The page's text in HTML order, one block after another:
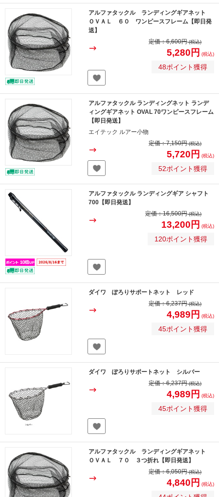
アルファタックル ランディングギアネット
ＯＶＡＬ ６０ ワンピースフレーム【即日発
送】
定価：6,600円(税込)
5,280円 (税込)
48ポイント獲得
アルファタックル ランディングネット ランデ
ィングギアネット OVAL 70ワンピースフレーム
【即日発送】
エイテック ルアー小物
定価：7,150円(税込)
5,720円 (税込)
52ポイント獲得
アルファタックル ランディングギア シャフト
700【即日発送】
定価：16,500円(税込)
13,200円 (税込)
120ポイント獲得
ダイワ ぽろりサポートネット レッド
定価：6,237円(税込)
4,989円 (税込)
45ポイント獲得
ダイワ ぽろりサポートネット シルバー
定価：6,237円(税込)
4,989円 (税込)
45ポイント獲得
アルファタックル ランディングギアネット
ＯＶＡＬ ７０ ３つ折れ【即日発送】
定価：6,050円(税込)
4,840円 (税込)